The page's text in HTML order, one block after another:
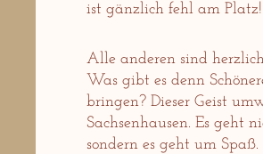
ist gänzlich fehl am Platz!
Alle anderen sind
Was gibt es denn
bringen? Dieser Geist
Sachsenhausen. Es geht
sondern es geht um